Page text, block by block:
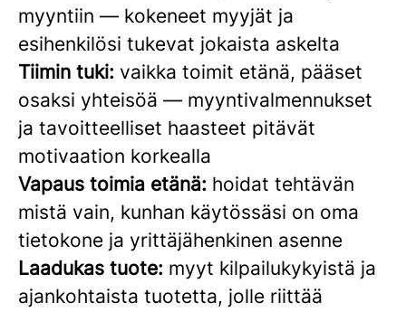
myyntiin — kokeneet myyjät ja
esihenkilösi tukevat jokaista askelta
Tiimin tuki: vaikka toimit etänä, pääset
osaksi yhteisöä — myyntivalmennukset
ja tavoitteelliset haasteet pitävät
motivaation korkealla
Vapaus toimia etänä: hoidat tehtävän
mistä vain, kunhan käytössäsi on oma
tietokone ja yrittäjähenkinen asenne
Laadukas tuote: myyt kilpailukykyistä ja
ajankohtaista tuotetta, jolle riittää